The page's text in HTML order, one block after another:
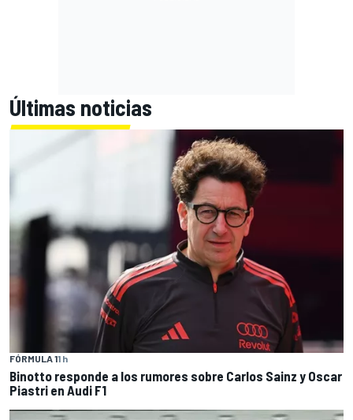
Últimas noticias
FÓRMULA 11 h
Binotto responde a los rumores sobre Carlos Sainz y Oscar
Piastri en Audi F1